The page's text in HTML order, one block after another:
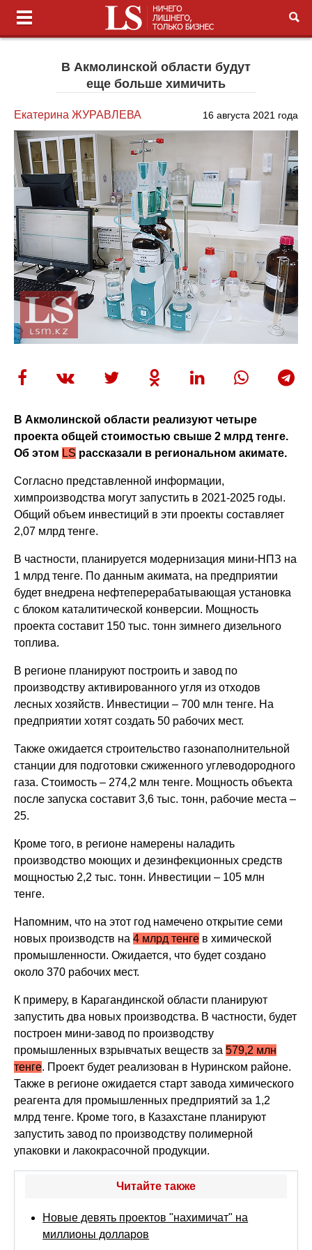
В Акмолинской области будут
еще больше химичить
Екатерина ЖУРАВЛЕВА 16 августа 2021 года
В Акмолинской области реализуют четыре
проекта общей стоимостью свыше 2 млрд тенге.
Об этом LS рассказали в региональном акимате.
Согласно представленной информации,
химпроизводства могут запустить в 2021-2025 годы.
Общий объем инвестиций в эти проекты составляет
2,07 млрд тенге.
В частности, планируется модернизация мини-НПЗ на
1 млрд тенге. По данным акимата, на предприятии
будет внедрена нефтеперерабатывающая установка
с блоком каталитической конверсии. Мощность
проекта составит 150 тыс. тонн зимнего дизельного
топлива.
В регионе планируют построить и завод по
производству активированного угля из отходов
лесных хозяйств. Инвестиции – 700 млн тенге. На
предприятии хотят создать 50 рабочих мест.
Также ожидается строительство газонаполнительной
станции для подготовки сжиженного углеводородного
газа. Стоимость – 274,2 млн тенге. Мощность объекта
после запуска составит 3,6 тыс. тонн, рабочие места –
25.
Кроме того, в регионе намерены наладить
производство моющих и дезинфекционных средств
мощностью 2,2 тыс. тонн. Инвестиции – 105 млн
тенге.
Напомним, что на этот год намечено открытие семи
новых производств на4 млрд тенге в химической
промышленности. Ожидается, что будет создано
около 370 рабочих мест.
К примеру, в Карагандинской области планируют
запустить два новых производства. В частности, будет
построен мини-завод по производству
промышленных взрывчатых веществ за579,2 млн
тенге. Проект будет реализован в Нуринском районе.
Также в регионе ожидается старт завода химического
реагента для промышленных предприятий за 1,2
млрд тенге. Кроме того, в Казахстане планируют
запустить завод по производству полимерной
упаковки и лакокрасочной продукции.
Читайте также
Новые девять проектов "нахимичат" на
миллионы долларов